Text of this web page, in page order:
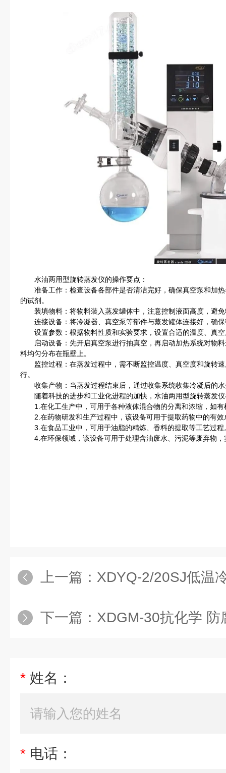
水油两用型旋转蒸发仪的操作要点：
准备工作：检查设备各部件是否清洁完好，确保真空泵和加热
的试剂。
装填物料：将物料装入蒸发罐体中，注意控制液面高度，避免
连接设备：将冷凝器、真空泵等部件与蒸发罐体连接好，确保
设置参数：根据物料性质和实验要求，设置合适的温度、真空
启动设备：先开启真空泵进行抽真空，再启动加热系统对物料
料均匀分布在瓶壁上。
监控过程：在蒸发过程中，需不断监控温度、真空度和旋转速
行。
收集产物：当蒸发过程结束后，通过收集系统收集冷凝后的水
随着科技的进步和工业化进程的加快，水油两用型旋转蒸发仪
1.在化工生产中，可用于各种液体混合物的分离和浓缩，如有
2.在药物研发和生产过程中，该设备可用于提取药物中的有效
3.在食品工业中，可用于油脂的精炼、香料的提取等工艺过程
4.在环保领域，该设备可用于处理含油废水、污泥等废弃物，
上一篇： XDYQ-2/20SJ低温
下一篇： XDGM-30抗化学 防
* 姓名：
* 电话：